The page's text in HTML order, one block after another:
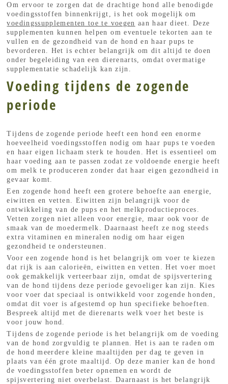
Om ervoor te zorgen dat de drachtige hond alle benodigde
voedingsstoffen binnenkrijgt, is het ook mogelijk om
voedingssupplementen toe te voegen aan haar dieet. Deze
supplementen kunnen helpen om eventuele tekorten aan te
vullen en de gezondheid van de hond en haar pups te
bevorderen. Het is echter belangrijk om dit altijd te doen
onder begeleiding van een dierenarts, omdat overmatige
supplementatie schadelijk kan zijn.
Voeding tijdens de zogende
periode
Tijdens de zogende periode heeft een hond een enorme
hoeveelheid voedingsstoffen nodig om haar pups te voeden
en haar eigen lichaam sterk te houden. Het is essentieel om
haar voeding aan te passen zodat ze voldoende energie heeft
om melk te produceren zonder dat haar eigen gezondheid in
gevaar komt.
Een zogende hond heeft een grotere behoefte aan energie,
eiwitten en vetten. Eiwitten zijn belangrijk voor de
ontwikkeling van de pups en het melkproductieproces.
Vetten zorgen niet alleen voor energie, maar ook voor de
smaak van de moedermelk. Daarnaast heeft ze nog steeds
extra vitaminen en mineralen nodig om haar eigen
gezondheid te ondersteunen.
Voor een zogende hond is het belangrijk om voer te kiezen
dat rijk is aan calorieën, eiwitten en vetten. Het voer moet
ook gemakkelijk verteerbaar zijn, omdat de spijsvertering
van de hond tijdens deze periode gevoeliger kan zijn. Kies
voor voer dat speciaal is ontwikkeld voor zogende honden,
omdat dit voer is afgestemd op hun specifieke behoeften.
Bespreek altijd met de dierenarts welk voer het beste is
voor jouw hond.
Tijdens de zogende periode is het belangrijk om de voeding
van de hond zorgvuldig te plannen. Het is aan te raden om
de hond meerdere kleine maaltijden per dag te geven in
plaats van één grote maaltijd. Op deze manier kan de hond
de voedingsstoffen beter opnemen en wordt de
spijsvertering niet overbelast. Daarnaast is het belangrijk